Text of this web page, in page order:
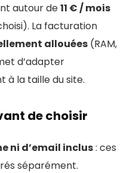
autour de11 € / mois
La facturation
allouées (RAM,
d’adapter
à la taille du site.
de choisir
ni d’email inclus: ces
séparément.